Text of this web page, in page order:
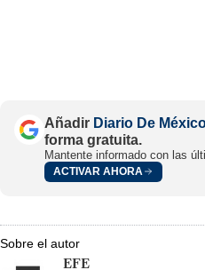
Añadir Diario De
forma gratuita.
Mantente informado con las
ACTIVAR AHORA
Sobre el autor
EFE